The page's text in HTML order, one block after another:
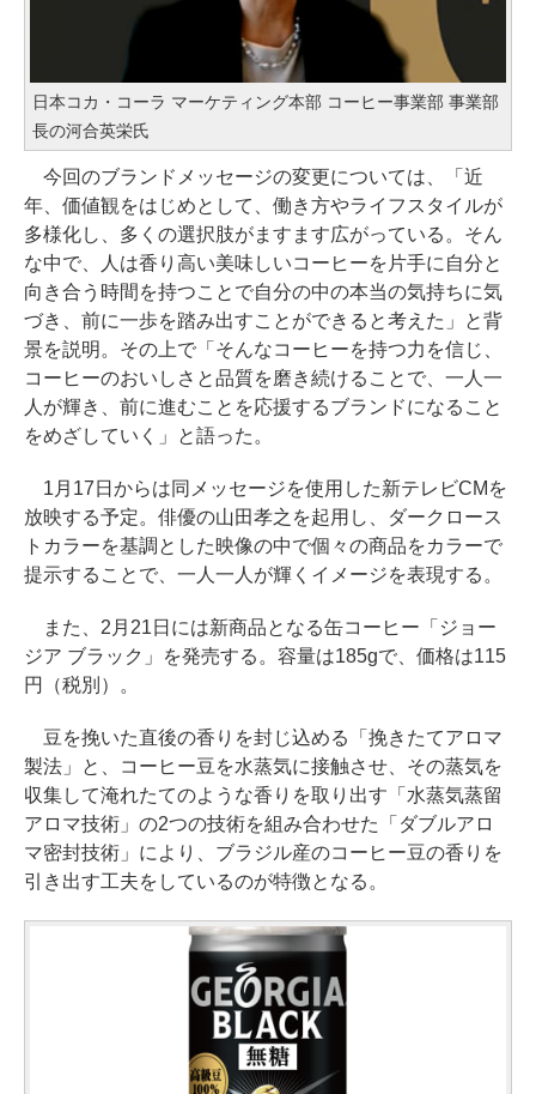
日本コカ・コーラ マーケティング本部 コーヒー事業部 事業部
長の河合英栄氏
今回のブランドメッセージの変更については、「近
年、価値観をはじめとして、働き方やライフスタイルが
多様化し、多くの選択肢がますます広がっている。そん
な中で、人は香り高い美味しいコーヒーを片手に自分と
向き合う時間を持つことで自分の中の本当の気持ちに気
づき、前に一歩を踏み出すことができると考えた」と背
景を説明。その上で「そんなコーヒーを持つ力を信じ、
コーヒーのおいしさと品質を磨き続けることで、一人一
人が輝き、前に進むことを応援するブランドになること
をめざしていく」と語った。
1月17日からは同メッセージを使用した新テレビCMを
放映する予定。俳優の山田孝之を起用し、ダークロース
トカラーを基調とした映像の中で個々の商品をカラーで
提示することで、一人一人が輝くイメージを表現する。
また、2月21日には新商品となる缶コーヒー「ジョー
ジア ブラック」を発売する。容量は185gで、価格は115
円（税別）。
豆を挽いた直後の香りを封じ込める「挽きたてアロマ
製法」と、コーヒー豆を水蒸気に接触させ、その蒸気を
収集して淹れたてのような香りを取り出す「水蒸気蒸留
アロマ技術」の2つの技術を組み合わせた「ダブルアロ
マ密封技術」により、ブラジル産のコーヒー豆の香りを
引き出す工夫をしているのが特徴となる。